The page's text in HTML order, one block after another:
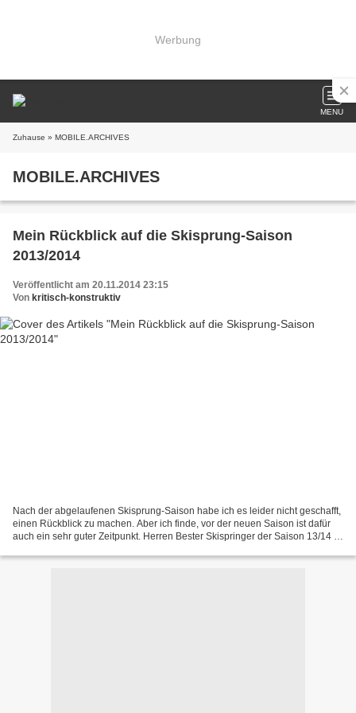
Werbung
MENU
Zuhause » MOBILE.ARCHIVES
MOBILE.ARCHIVES
Mein Rückblick auf die Skisprung-Saison
2013/2014
Veröffentlicht am 20.11.2014 23:15
Von kritisch-konstruktiv
Nach der abgelaufenen Skisprung-Saison habe ich es leider nicht geschafft,
einen Rückblick zu machen. Aber ich finde, vor der neuen Saison ist dafür
auch ein sehr guter Zeitpunkt. Herren Bester Skispringer der Saison 13/14 ist